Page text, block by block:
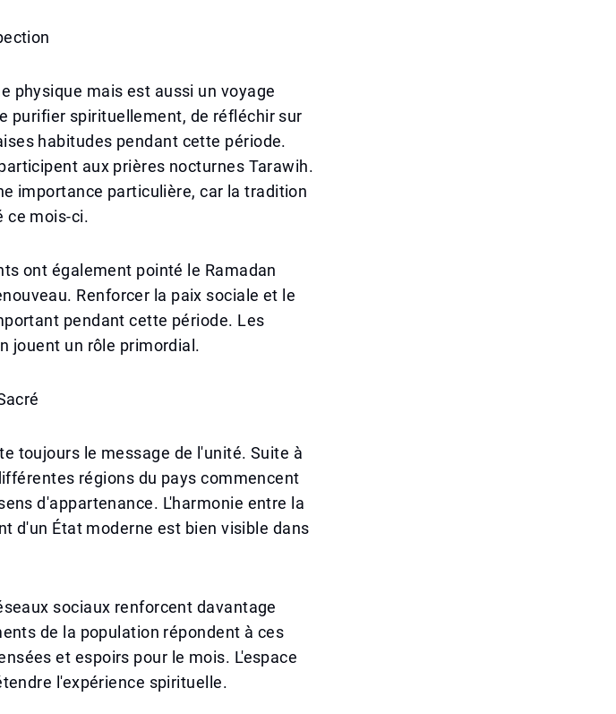
physique mais est aussi un voyage
purifier spirituellement, de réfléchir sur
habitudes pendant cette période.
aux prières nocturnes Tarawih.
importance particulière, car la tradition
ce mois-ci.
ont également pointé le Ramadan
Renforcer la paix sociale et le
pendant cette période. Les
jouent un rôle primordial.
toujours le message de l'unité. Suite à
régions du pays commencent
d'appartenance. L'harmonie entre la
d'un État moderne est bien visible dans
sociaux renforcent davantage
de la population répondent à ces
et espoirs pour le mois. L'espace
l'expérience spirituelle.